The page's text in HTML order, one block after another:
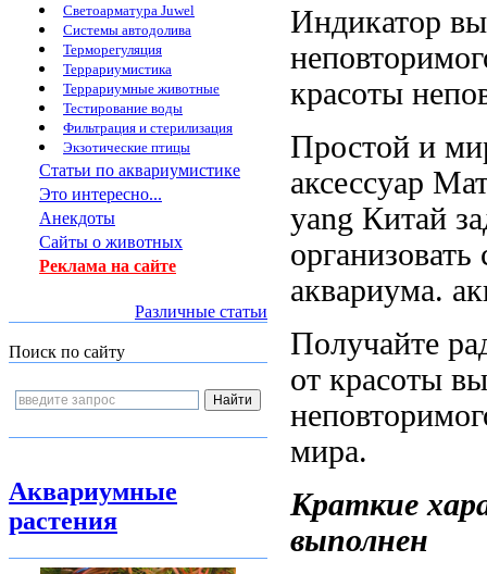
Светоарматура Juwel
Системы автодолива
Терморегуляция
Террариумистика
Террариумные животные
Тестирование воды
Фильтрация и стерилизация
Экзотические птицы
Статьи по аквариумистике
Это интересно...
Анекдоты
Сайты о животных
Реклама на сайте
Различные статьи
Поиск по сайту
Аквариумные
растения
Индикатор
красоты
Простой и
аксессуар
yang Китай
организовать
аквариума.
Получайте
от красоты
мира.
Краткие
выполнен